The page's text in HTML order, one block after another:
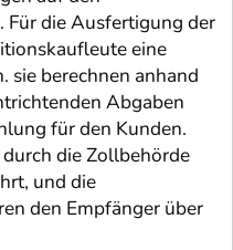
Für die Ausfertigung der
eine
sie berechnen anhand
Abgaben
für den Kunden.
die Zollbehörde
und die
den Empfänger über